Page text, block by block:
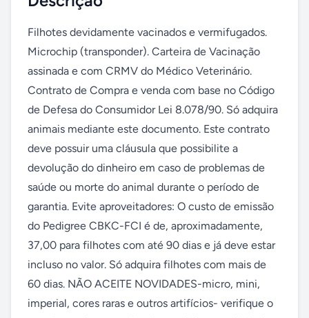
Filhotes devidamente vacinados e vermifugados.
Microchip (transponder). Carteira de Vacinação
assinada e com CRMV do Médico Veterinário.
Contrato de Compra e venda com base no Código
de Defesa do Consumidor Lei 8.078/90. Só adquira
animais mediante este documento. Este contrato
deve possuir uma cláusula que possibilite a
devolução do dinheiro em caso de problemas de
saúde ou morte do animal durante o período de
garantia. Evite aproveitadores: O custo de emissão
do Pedigree CBKC-FCI é de, aproximadamente,
37,00 para filhotes com até 90 dias e já deve estar
incluso no valor. Só adquira filhotes com mais de
60 dias. NÃO ACEITE NOVIDADES-micro, mini,
imperial, cores raras e outros artifícios- verifique o